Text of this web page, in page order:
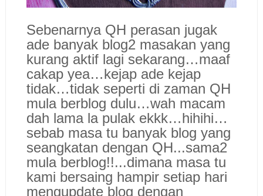
Sebenarnya QH perasan jugak
ade banyak blog2 masakan yang
kurang aktif lagi sekarang…maaf
cakap yea…kejap ade kejap
tidak…tidak seperti di zaman QH
mula berblog dulu…wah macam
dah lama la pulak ekkk…hihihi…
sebab masa tu banyak blog yang
seangkatan dengan QH...sama2
mula berblog!!...dimana masa tu
kami bersaing hampir setiap hari
mengupdate blog dengan